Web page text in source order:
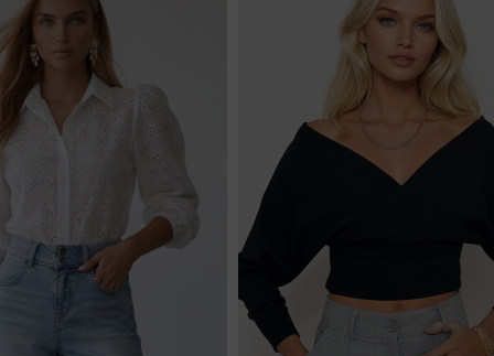
Kadın Siyah Crop
₺907,99
₺1.512,99